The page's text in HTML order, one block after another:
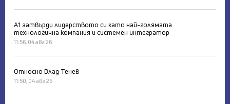
А1 затвърди лидерството си като най-голямата
технологична компания и системен интегратор
11:56, 04 авг 26
Относно Влад Тенев
11:50, 04 авг 26